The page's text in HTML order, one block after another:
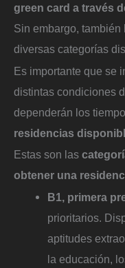
green card a través
Sin embargo,
diversas categorías
Es importante que se
distintas condiciones
dependerán los
residencias
Estas son las
obtener una
B1, primera
prioritarios.
aptitudes
la educación,